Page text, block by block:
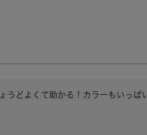
うどよくて助かる！カラーもいっぱ